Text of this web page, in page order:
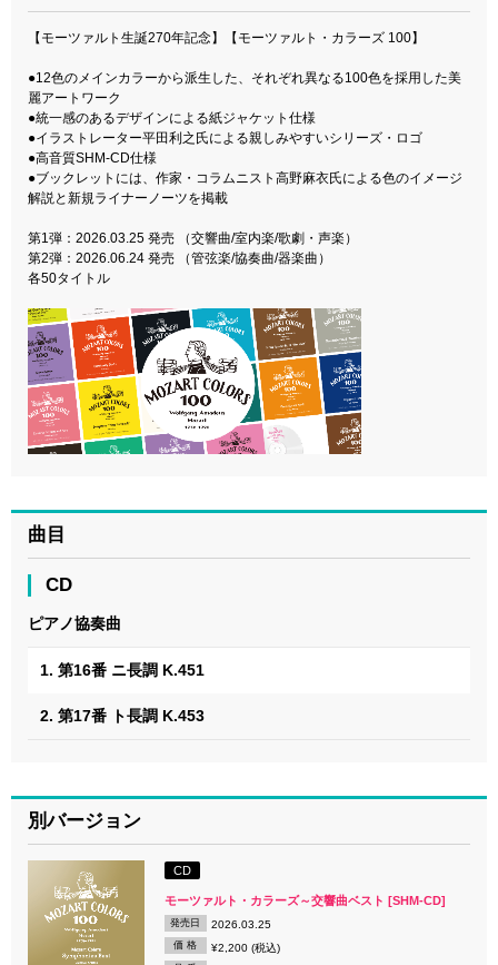
【モーツァルト生誕270年記念】【モーツァルト・カラーズ 100】
●12色のメインカラーから派生した、それぞれ異なる100色を採用した美
麗アートワーク
●統一感のあるデザインによる紙ジャケット仕様
●イラストレーター平田利之氏による親しみやすいシリーズ・ロゴ
●高音質SHM-CD仕様
●ブックレットには、作家・コラムニスト高野麻衣氏による色のイメージ
解説と新規ライナーノーツを掲載
第1弾：2026.03.25 発売 （交響曲/室内楽/歌劇・声楽）
第2弾：2026.06.24 発売 （管弦楽/協奏曲/器楽曲）
各50タイトル
曲目
CD
ピアノ協奏曲
1. 第16番 ニ長調 K.451
2. 第17番 ト長調 K.453
別バージョン
CD
モーツァルト・カラーズ～交響曲ベスト [SHM-CD]
発売日 2026.03.25
価 格 ¥2,200 (税込)